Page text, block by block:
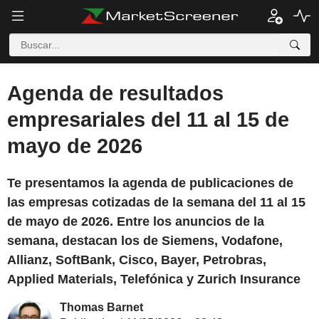
Agenda de resultados
empresariales del 11 al 15 de
mayo de 2026
Te presentamos la agenda de publicaciones de
las empresas cotizadas de la semana del 11 al 15
de mayo de 2026. Entre los anuncios de la
semana, destacan los de Siemens, Vodafone,
Allianz, SoftBank, Cisco, Bayer, Petrobras,
Applied Materials, Telefónica y Zurich Insurance
Thomas Barnet